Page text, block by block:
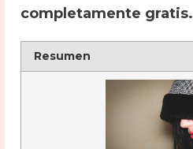
completamente gratis.
Resumen